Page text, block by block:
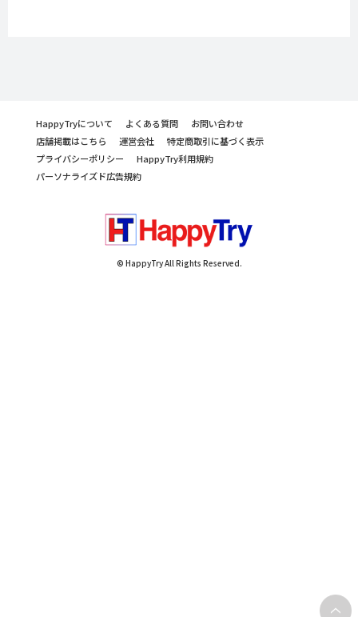
HappyTryについて よくある質問
お問い合わせ
店舗掲載はこちら
運営会社
特定商取引に基づく表示
プライバシーポリシー
HappyTry利用規約
パーソナライズド広告規約
© HappyTry All Rights Reserved.